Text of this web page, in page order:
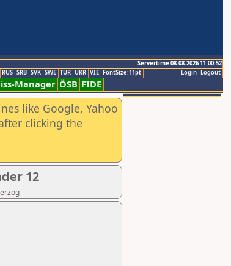
Servertime 08.08.2026 11:00:52
Logout
Login
RUS SRB SVK SWE TUR UKR VIE FontSize:11pt
Manager ÖSB FIDE
like Google, Yahoo
clicking the
12